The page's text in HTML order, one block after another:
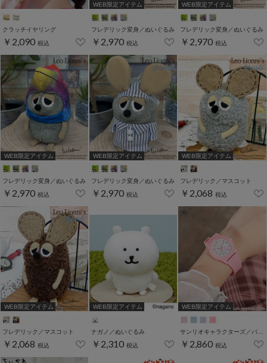
クラッチイヤリング
￥2,090 税込
WEB限定アイテム
フレデリック変身／ぬいぐるみ
￥2,970 税込
WEB限定アイテム
フレデリック変身／ぬいぐるみ
￥2,970 税込
WEB限定アイテム
フレデリック変身／ぬいぐるみ
￥2,970 税込
WEB限定アイテム
フレデリック変身／ぬいぐるみ
￥2,970 税込
WEB限定アイテム
フレデリック／マスコット
￥2,068 税込
WEB限定アイテム
フレデリック／マスコット
￥2,068 税込
WEB限定アイテム
ナガノ／ぬいぐるみ
￥2,310 税込
WEB限定アイテム
￥2,860 税込